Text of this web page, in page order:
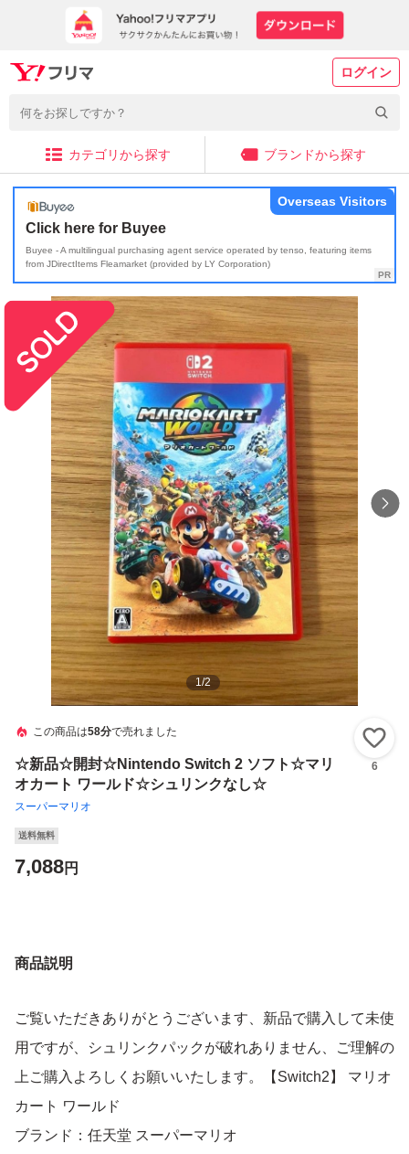
ログイン
カテゴリから探す ブランドから探す
Click here for Buyee
Buyee - A multilingual purchasing agent service operated by tenso, featuring items
from JDirectItems Fleamarket (provided by LY Corporation)
Overseas Visitors
1/2
この商品は58分で売れました
☆新品☆開封☆Nintendo Switch 2 ソフト☆マリ
オカート ワールド☆シュリンクなし☆
スーパーマリオ
6
送料無料
7,088円
商品説明
ご覧いただきありがとうございます、新品で購入して未使
用ですが、シュリンクパックが破れありません、ご理解の
上ご購入よろしくお願いいたします。【Switch2】 マリオ
カート ワールド
ブランド：任天堂 スーパーマリオ